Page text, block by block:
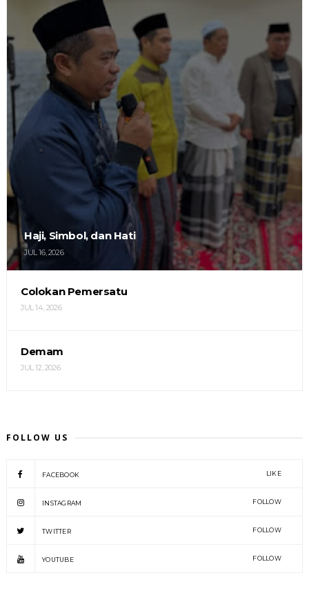
Haji, Simbol, dan Hati
JUL 16, 2026
Colokan Pemersatu
JUL 14, 2026
Demam
JUL 12, 2026
FOLLOW US
FACEBOOK LIKE
INSTAGRAM FOLLOW
TWITTER FOLLOW
YOUTUBE FOLLOW